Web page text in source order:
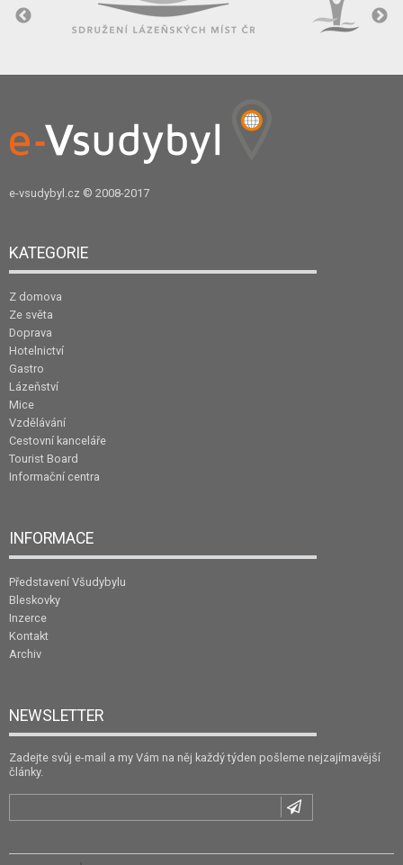
e-vsudybyl.cz © 2008-2017
KATEGORIE
Z domova
Ze světa
Doprava
Hotelnictví
Gastro
Lázeňství
Mice
Vzdělávání
Cestovní kanceláře
Tourist Board
Informační centra
INFORMACE
Představení Všudybylu
Bleskovky
Inzerce
Kontakt
Archiv
NEWSLETTER
Zadejte svůj e-mail a my Vám na něj každý týden pošleme nejzajímavější
články.